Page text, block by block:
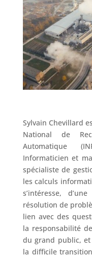
Sylvain Chevillard
National de
Automatique
Informaticien et
spécialiste de
les calculs
s’intéresse,
résolution de
lien avec des
la responsabilité
du grand public,
la difficile